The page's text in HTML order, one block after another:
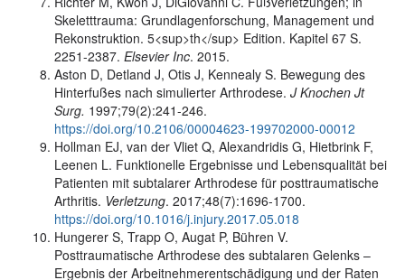
Skeletttrauma: Grundlagenforschung, Management und
Rekonstruktion. 5<sup>th</sup> Edition. Kapitel 67 S.
2251-2387. Elsevier Inc. 2015.
Aston D, Detland J, Otis J, Kennealy S. Bewegung des
Hinterfußes nach simulierter Arthrodese. J Knochen Jt
Surg. 1997;79(2):241-246.
https://doi.org/10.2106/00004623-199702000-00012
Hollman EJ, van der Vliet Q, Alexandridis G, Hietbrink F,
Leenen L. Funktionelle Ergebnisse und Lebensqualität bei
Patienten mit subtalarer Arthrodese für posttraumatische
Arthritis. Verletzung. 2017;48(7):1696-1700.
https://doi.org/10.1016/j.injury.2017.05.018
Hungerer S, Trapp O, Augat P, Bühren V.
Posttraumatische Arthrodese des subtalaren Gelenks –
Ergebnis der Arbeitnehmerentschädigung und der Raten